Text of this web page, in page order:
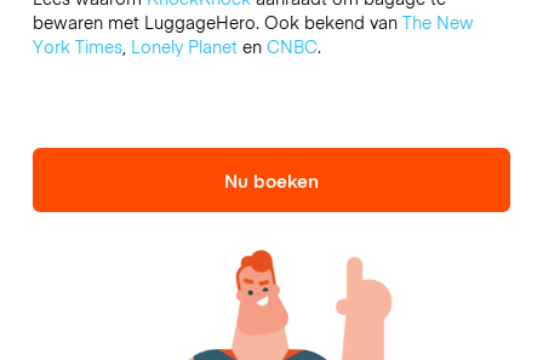
bewaren met LuggageHero. Ook bekend van The New
York Times, Lonely Planeten CNBC.
Nu boeken